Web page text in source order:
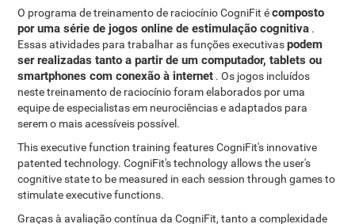
O programa de treinamento de raciocínio CogniFit écomposto
por uma série de jogos online de estimulação cognitiva .
Essas atividades para trabalhar as funções executivaspodem
ser realizadas tanto a partir de um computador, tablets ou
smartphones com conexão à internet . Os jogos incluídos
neste treinamento de raciocínio foram elaborados por uma
equipe de especialistas em neurociências e adaptados para
serem o mais acessíveis possível.
This executive function training features CogniFit's innovative
patented technology. CogniFit's technology allows the user's
cognitive state to be measured in each session through games to
stimulate executive functions.
Graças à avaliação contínua da CogniFit, tanto a complexidade